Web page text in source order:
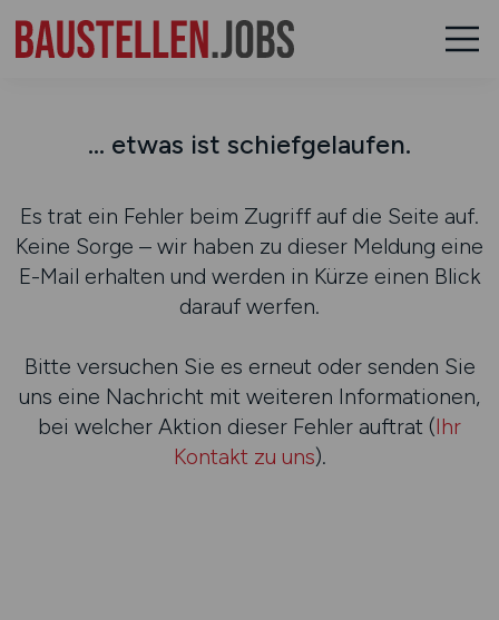
... etwas ist schiefgelaufen.
Es trat ein Fehler beim Zugriff auf die Seite auf.
Keine Sorge – wir haben zu dieser Meldung eine
E-Mail erhalten und werden in Kürze einen Blick
darauf werfen.
Bitte versuchen Sie es erneut oder senden Sie
uns eine Nachricht mit weiteren Informationen,
bei welcher Aktion dieser Fehler auftrat (Ihr
Kontakt zu uns).